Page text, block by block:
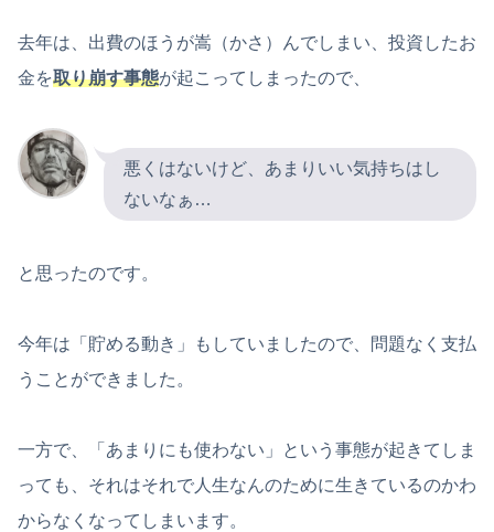
去年は、出費のほうが嵩（かさ）んでしまい、投資したお
金を取り崩す事態が起こってしまったので、
悪くはないけど、あまりいい気持ちはし
ないなぁ…
と思ったのです。
今年は「貯める動き」もしていましたので、問題なく支払
うことができました。
一方で、「あまりにも使わない」という事態が起きてしま
っても、それはそれで人生なんのために生きているのかわ
からなくなってしまいます。